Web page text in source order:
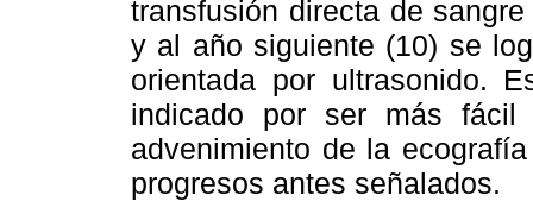
transfusión directa de
y al año siguiente (10) se
orientada por ultrasonido.
indicado por ser más
advenimiento de la
progresos antes señalados.